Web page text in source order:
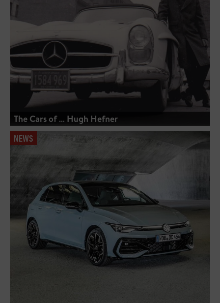
The Cars of … Hugh Hefner
NEWS